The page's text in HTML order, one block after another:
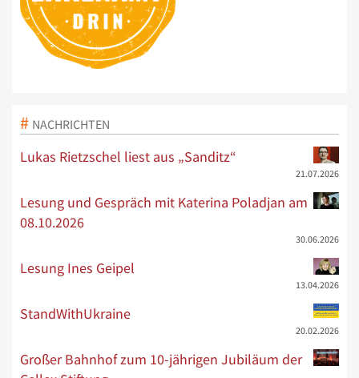
NACHRICHTEN
Lukas Rietzschel liest aus „Sanditz“
21.07.2026
Lesung und Gespräch mit Katerina Poladjan am
08.10.2026
30.06.2026
Lesung Ines Geipel
13.04.2026
StandWithUkraine
20.02.2026
Großer Bahnhof zum 10-jährigen Jubiläum der